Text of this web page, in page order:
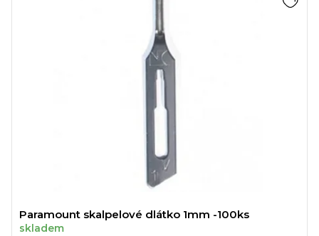
Paramount skalpelové dlátko 1mm -100ks
skladem